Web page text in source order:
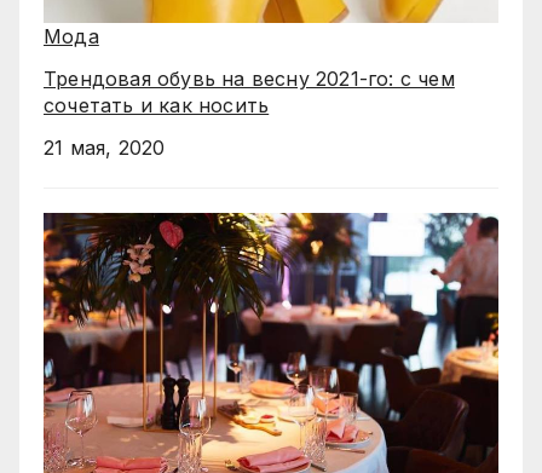
Мода
Трендовая обувь на весну 2021-го: с чем
сочетать и как носить
21 мая, 2020